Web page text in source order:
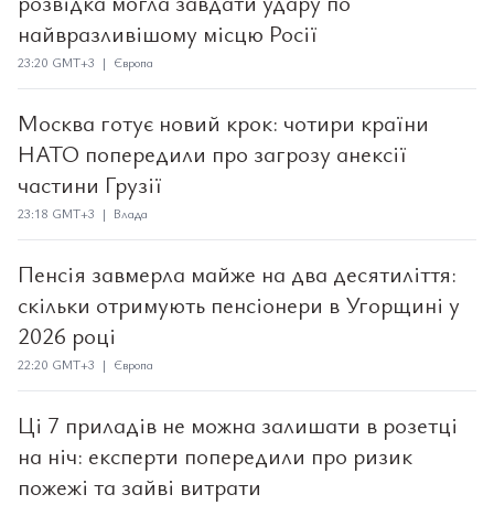
найвразливішому місцю Росії
23:20 GMT+3 | Європа
Москва готує новий крок: чотири країни
НАТО попередили про загрозу анексії
частини Грузії
23:18 GMT+3 | Влада
Пенсія завмерла майже на два десятиліття:
скільки отримують пенсіонери в Угорщині у
2026 році
22:20 GMT+3 | Європа
Ці 7 приладів не можна залишати в розетці
на ніч: експерти попередили про ризик
пожежі та зайві витрати